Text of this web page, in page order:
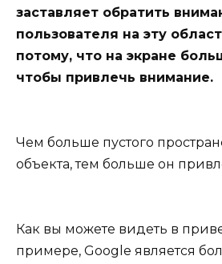
заставляет обратить
пользователя на эту
потому, что на экране
чтобы привлечь внимание.
Чем больше пустого
объекта, тем больше он
Как вы можете видеть в
примере, Google является